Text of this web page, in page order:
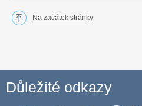
Na začátek stránky
Důležité odkazy